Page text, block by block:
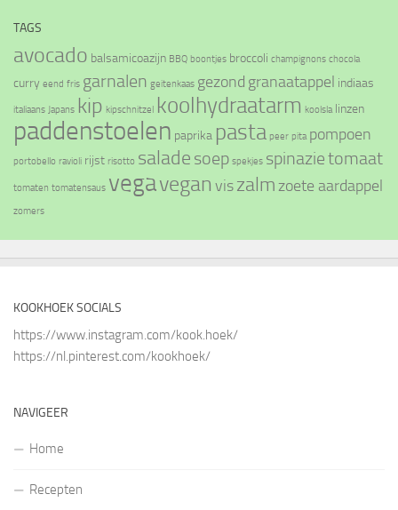
TAGS
avocado balsamicoazijn BBQ boontjes broccoli champignons chocola
curry eend fris garnalen geitenkaas gezond granaatappel indiaas
italiaans Japans kip kipschnitzel koolhydraatarm koolsla linzen
paddenstoelen paprika pasta peer pita pompoen
portobello ravioli rijst risotto salade soep spekjes spinazietomaat
tomaten tomatensaus vegavegan vis zalm zoete aardappel
zomers
KOOKHOEK SOCIALS
https://www.instagram.com/kook.hoek/
https://nl.pinterest.com/kookhoek/
NAVIGEER
Home
Recepten